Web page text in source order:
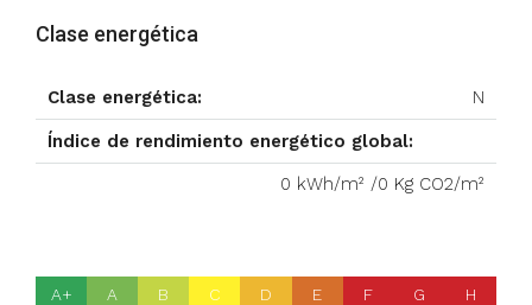
Clase energética
Clase energética: N
Índice de rendimiento energético global:
0 kWh/m² /0 Kg CO2/m²
A+ A B C D E F G H